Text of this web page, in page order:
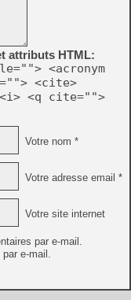
attributs HTML:
<acronym
<cite>
<i> <q cite="">
Votre nom *
Votre adresse email *
Votre site internet
par e-mail.
e-mail.